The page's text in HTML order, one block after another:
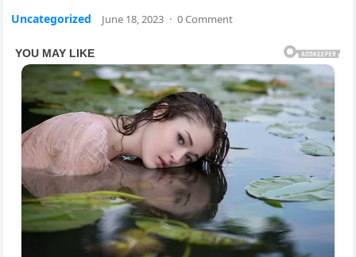
Uncategorized June 18, 2023 · 0 Comment